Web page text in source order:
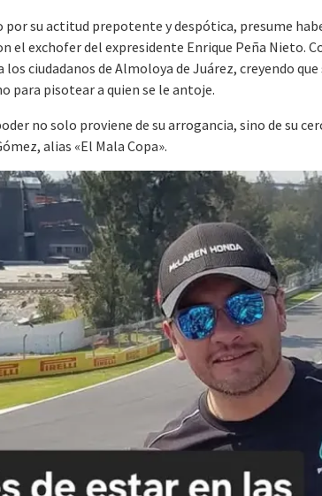
por su actitud prepotente y despótica, presume
el exchofer del expresidente Enrique Peña Nieto.
ciudadanos de Almoloya de Juárez, creyendo
para pisotear a quien se le antoje.
no solo proviene de su arrogancia, sino de su
alias «El Mala Copa».